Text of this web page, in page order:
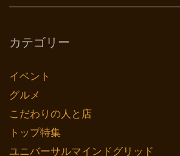
カテゴリー
イベント
グルメ
こだわりの人と店
トップ特集
ユニバーサルマインドグリッド